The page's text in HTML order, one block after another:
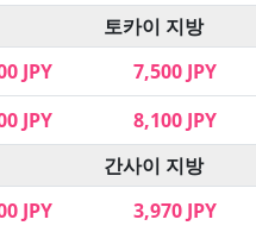
토카이 지방
JPY 7,500 JPY
JPY 8,100 JPY
간사이 지방
JPY 3,970 JPY